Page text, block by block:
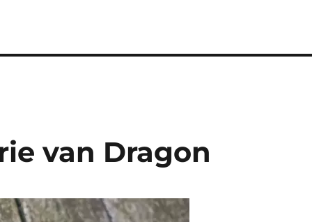
van Dragon